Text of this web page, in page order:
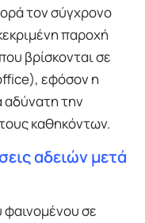
τον σύγχρονο
παροχή
βρίσκονται σε
εφόσον η
αδύνατη την
καθηκόντων.
αδειών μετά
σε